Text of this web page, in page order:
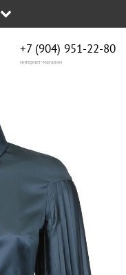
+7 (904) 951‑22‑80
интернет-магазин